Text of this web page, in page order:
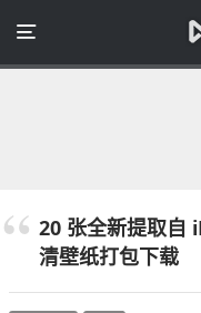
20 张全新提取自
清壁纸打包下载